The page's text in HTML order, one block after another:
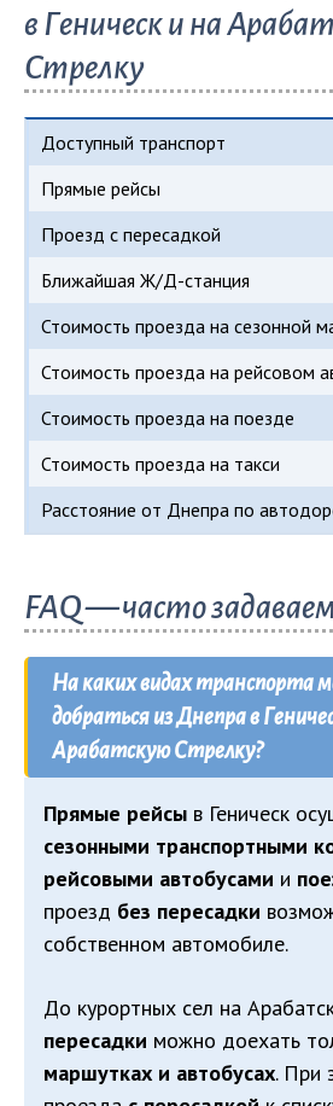
в Геническ и на
Стрелку
Доступный транспорт
Прямые рейсы
Проезд с пересадкой
Ближайшая Ж/Д-станция
Стоимость проезда на сезонной
Стоимость проезда на рейсовом
Стоимость проезда на поезде
Стоимость проезда на такси
Расстояние от Днепра по
FAQ — часто
На каких видах транспорта
добраться из Днепра в
Арабатскую Стрелку?
Прямые рейсы в Геническ
сезонными транспортными
рейсовыми автобусами и
проезд без пересадки
собственном автомобиле.
До курортных сел на
пересадки можно доехать
маршутках и автобусах. При